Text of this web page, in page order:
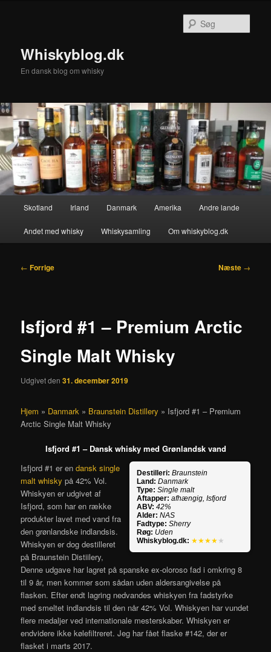
Whiskyblog.dk
En dansk blog om whisky
Skotland Irland Danmark Amerika Andre lande
Andet med whisky Whiskysamling Om whiskyblog.dk
Indlægsnavigation
← Forrige Næste →
Isfjord #1 – Premium Arctic
Single Malt Whisky
Udgivet den31. december 2019
Hjem » Danmark » Braunstein Distillery » Isfjord #1 – Premium
Arctic Single Malt Whisky
Isfjord #1 – Dansk whisky med Grønlandsk vand
Destilleri: Braunstein
Land: Danmark
Type: Single malt
Aftapper: afhængig, Isfjord
ABV: 42%
Alder: NAS
Fadtype: Sherry
Røg: Uden
Whiskyblog.dk: ★★★★ ★
Isfjord #1 er endansk single
malt whisky på 42% Vol.
Whiskyen er udgivet af
Isfjord, som har en række
produkter lavet med vand fra
den grønlandske indlandsis.
Whiskyen er dog destilleret
på Braunstein Distiilery,
Denne udgave har lagret på spanske ex-oloroso fad i omkring 8
til 9 år, men kommer som sådan uden aldersangivelse på
flasken. Efter endt lagring nedvandes whiskyen fra fadstyrke
med smeltet indlandsis til den når 42% Vol. Whiskyen har vundet
flere medaljer ved internationale mesterskaber. Whiskyen er
endvidere ikke kølefiltreret. Jeg har fået flaske #142, der er
flasket i marts 2017.